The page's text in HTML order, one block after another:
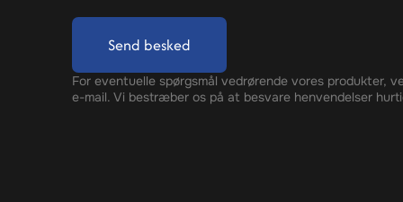
Send besked
For eventuelle spørgsmål vedrørende vores produkter,
e-mail. Vi bestræber os på at besvare henvendelser